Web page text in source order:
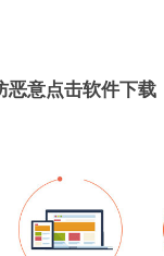
恶意点击软件下载